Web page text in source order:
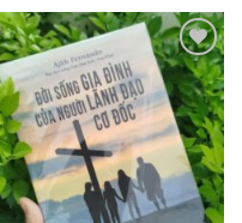
Thêm wishlist